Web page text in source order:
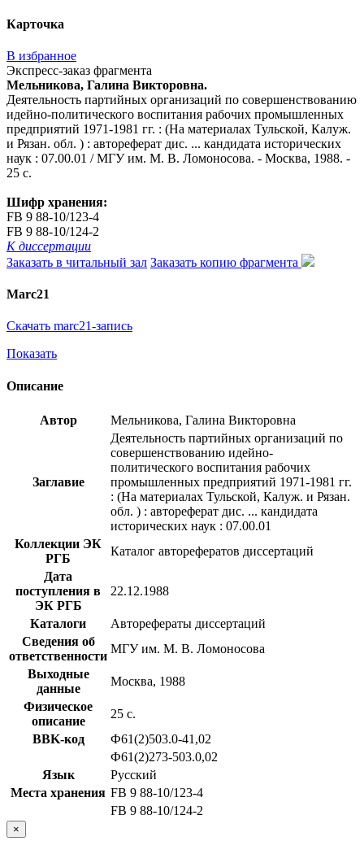
Карточка
В избранное
Экспресс-заказ фрагмента
Мельникова, Галина Викторовна.
Деятельность партийных организаций по совершенствованию
идейно-политического воспитания рабочих промышленных
предприятий 1971-1981 гг. : (На материалах Тульской, Калуж.
и Рязан. обл. ) : автореферат дис. ... кандидата исторических
наук : 07.00.01 / МГУ им. М. В. Ломоносова. - Москва, 1988. -
25 с.
Шифр хранения:
FB 9 88-10/123-4
FB 9 88-10/124-2
К диссертации
Заказать в читальный зал Заказать копию фрагмента
Marc21
Скачать marc21-запись
Показать
Описание
Автор Мельникова, Галина Викторовна
Заглавие
Деятельность партийных организаций по
совершенствованию идейно-
политического воспитания рабочих
промышленных предприятий 1971-1981 гг.
: (На материалах Тульской, Калуж. и Рязан.
обл. ) : автореферат дис. ... кандидата
исторических наук : 07.00.01
Коллекции ЭК
РГБ
Каталог авторефератов диссертаций
Дата
поступления в
ЭК РГБ
22.12.1988
Каталоги
Авторефераты диссертаций
Сведения об
ответственности
МГУ им. М. В. Ломоносова
Выходные
данные
Москва, 1988
Физическое
описание
25 с.
BBK-код
Ф61(2)503.0-41,02
Ф61(2)273-503.0,02
Язык
Русский
Места хранения FB 9 88-10/123-4
FB 9 88-10/124-2
×